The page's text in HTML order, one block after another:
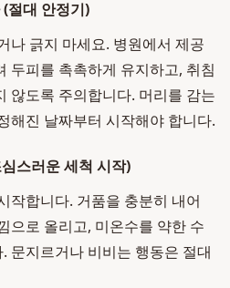
절대 안정기)
나 긁지 마세요. 병원에서 제공
두피를 촉촉하게 유지하고, 취침
않도록 주의합니다. 머리를 감는
해진 날짜부터 시작해야 합니다.
스러운 세척 시작)
작합니다. 거품을 충분히 내어
으로 올리고, 미온수를 약한 수
문지르거나 비비는 행동은 절대